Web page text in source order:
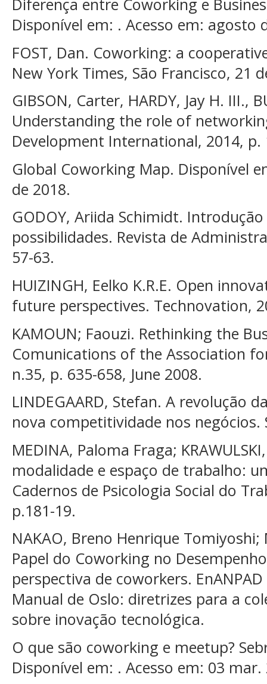
Diferença entre Coworking e
Disponível em: . Acesso em: agosto
FOST, Dan. Coworking: a
New York Times, São Francisco, 21
GIBSON, Carter, HARDY, Jay H. III.,
Understanding the role of
Development International, 2014, p.
Global Coworking Map. Disponível
de 2018.
GODOY, Ariida Schimidt.
possibilidades. Revista de
57-63.
HUIZINGH, Eelko K.R.E. Open
future perspectives. Technovation,
KAMOUN; Faouzi. Rethinking the
Comunications of the Association
n.35, p. 635-658, June 2008.
LINDEGAARD, Stefan. A revolução
nova competitividade nos negócios.
MEDINA, Paloma Fraga;
modalidade e espaço de trabalho:
Cadernos de Psicologia Social do
p.181-19.
NAKAO, Breno Henrique Tomiyoshi;
Papel do Coworking no
perspectiva de coworkers.
Manual de Oslo: diretrizes para a
sobre inovação tecnológica.
O que são coworking e meetup?
Disponível em: . Acesso em: 03 mar.